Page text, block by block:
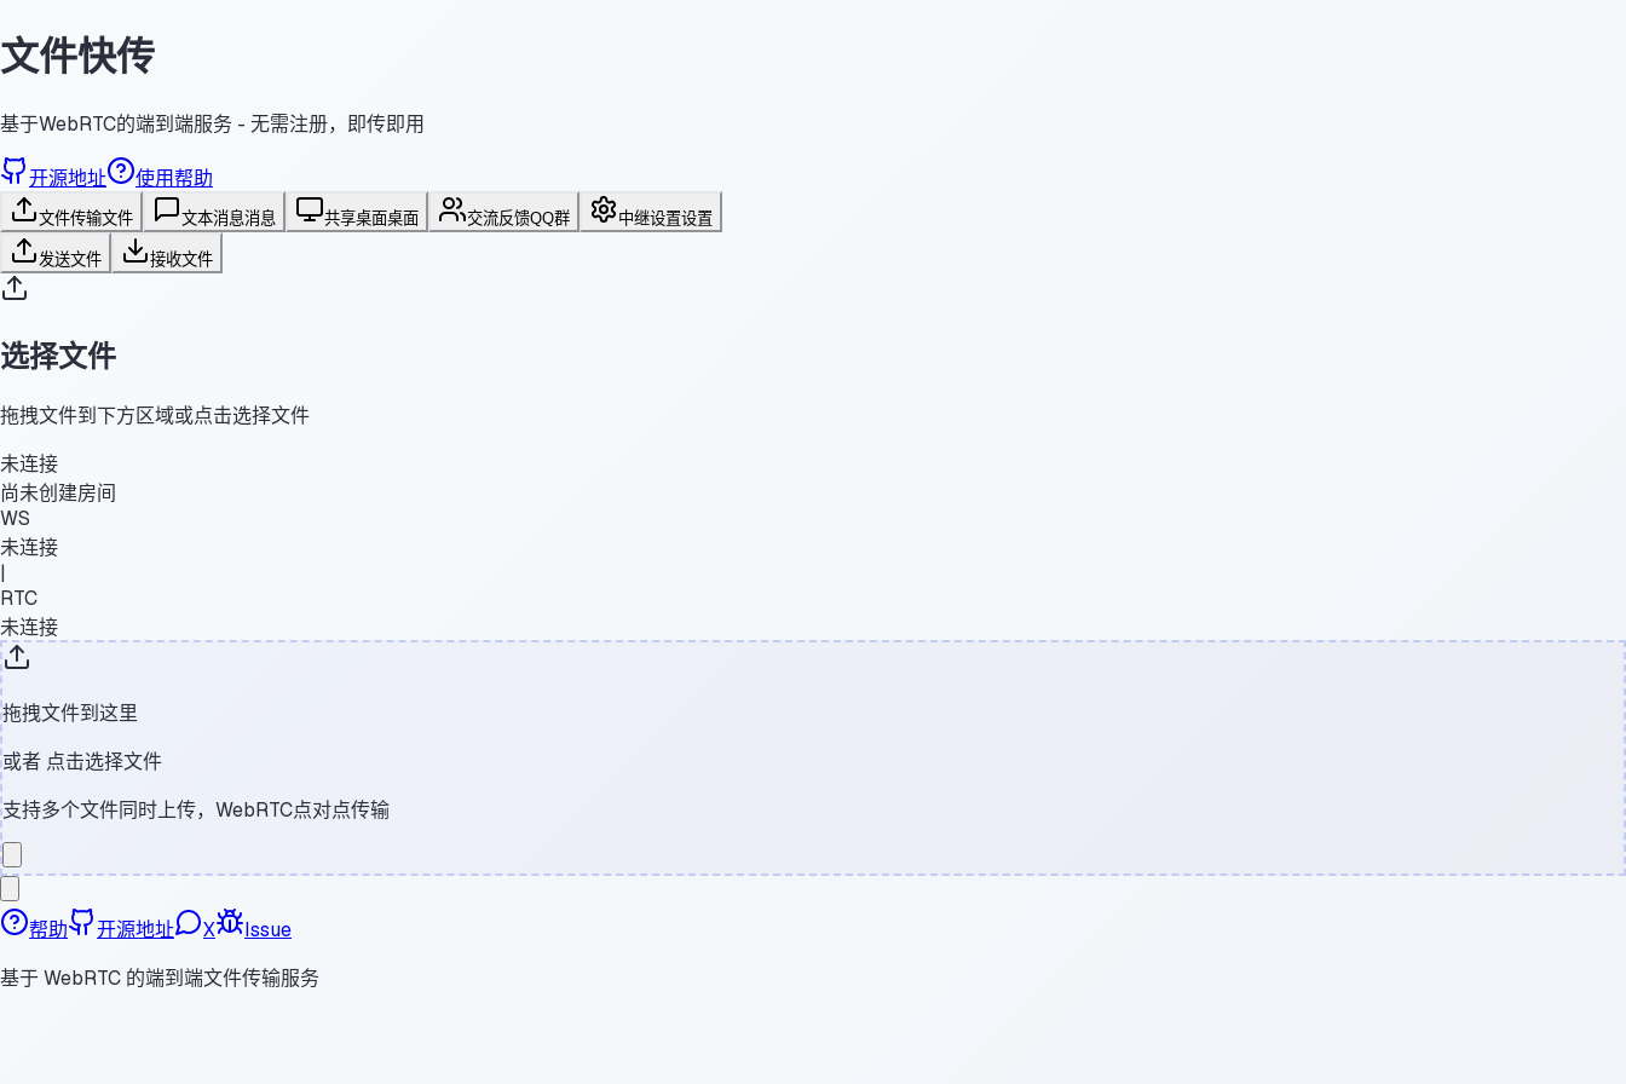
文件快传
基于WebRTC的端到端服务 - 无需注册，即传即用
开源地址 使用帮助
文件传输文件 文本消息消息 共享桌面桌面 交流反馈QQ群 中继设置设置
发送文件 接收文件
选择文件
拖拽文件到下方区域或点击选择文件
未连接
尚未创建房间
WS
未连接
|
RTC
未连接
拖拽文件到这里
或者 点击选择文件
支持多个文件同时上传，WebRTC点对点传输
帮助 开源地址 X
Issue
基于 WebRTC 的端到端文件传输服务